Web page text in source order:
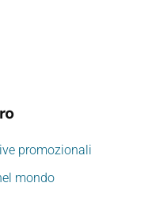
promozionali
mondo